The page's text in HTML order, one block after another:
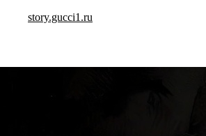
story.gucci1.ru